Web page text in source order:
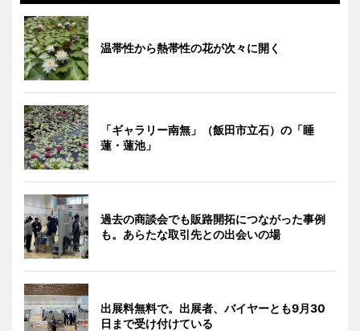
温帯性から熱帯性の花が次々に開く
「ギャラリー南無」（飯田市立石）の「睡
蓮・蓮池」
過去の商談会でも販路開拓につながった事例
も。あらたな取引先との出会いの場
出展料無料で。出展者、バイヤーとも9月30
日まで受け付けている